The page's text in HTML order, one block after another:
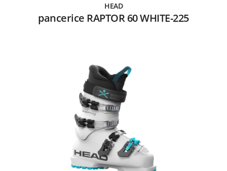
HEAD
pancerice RAPTOR 60 WHITE-225